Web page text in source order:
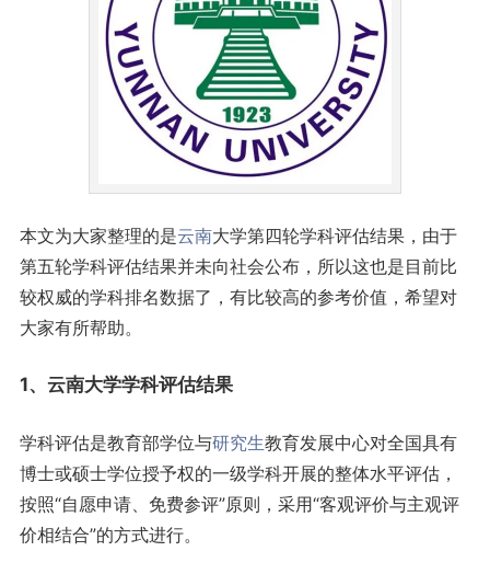
本文为大家整理的是云南大学第四轮学科评估结果，由于
第五轮学科评估结果并未向社会公布，所以这也是目前比
较权威的学科排名数据了，有比较高的参考价值，希望对
大家有所帮助。
1、云南大学学科评估结果
学科评估是教育部学位与研究生教育发展中心对全国具有
博士或硕士学位授予权的一级学科开展的整体水平评估，
按照“自愿申请、免费参评”原则，采用“客观评价与主观评
价相结合”的方式进行。